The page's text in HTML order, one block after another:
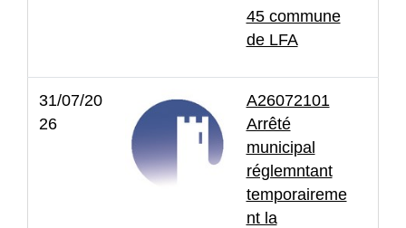
45 commune
de LFA
31/07/20
26
A26072101
Arrêté
municipal
réglemntant
temporaireme
nt la